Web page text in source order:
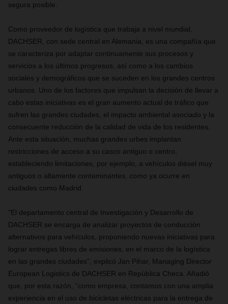
segura posible.
Como proveedor de logística que trabaja a nivel mundial,
DACHSER, con sede central en Alemania, es una compañía que
se caracteriza por adaptar continuamente sus procesos y
servicios a los últimos progresos, así como a los cambios
sociales y demográficos que se suceden en los grandes centros
urbanos. Uno de los factores que impulsan la decisión de llevar a
cabo estas iniciativas es el gran aumento actual de tráfico que
sufren las grandes ciudades, el impacto ambiental asociado y la
consecuente reducción de la calidad de vida de los residentes.
Ante esta situación, muchas grandes urbes implantan
restricciones de acceso a su casco antiguo o centro,
estableciendo limitaciones, por ejemplo, a vehículos diésel muy
antiguos o altamente contaminantes, como ya ocurre en
ciudades como Madrid.
"El departamento central de Investigación y Desarrollo de
DACHSER se encarga de analizar proyectos de conducción
alternativos para vehículos, proponiendo nuevas iniciativas para
lograr entregas libres de emisiones, en el marco de la logística
en las grandes ciudades”, explicó Jan Pihar, Managing Director
European Logistics de DACHSER en República Checa. Añadió
que, por esta razón, “como empresa, contamos con una amplia
experiencia en el uso de bicicletas eléctricas para la entrega de